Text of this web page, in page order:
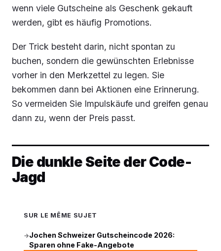
wenn viele Gutscheine als Geschenk gekauft
werden, gibt es häufig Promotions.
Der Trick besteht darin, nicht spontan zu
buchen, sondern die gewünschten Erlebnisse
vorher in den Merkzettel zu legen. Sie
bekommen dann bei Aktionen eine Erinnerung.
So vermeiden Sie Impulskäufe und greifen genau
dann zu, wenn der Preis passt.
Die dunkle Seite der Code-
Jagd
SUR LE MÊME SUJET
→Jochen Schweizer Gutscheincode 2026:
Sparen ohne Fake-Angebote